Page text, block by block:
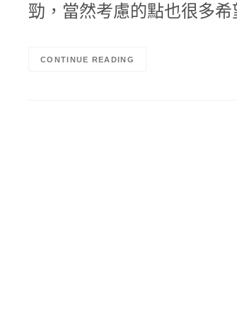
勁，當然考慮的點也很多
CONTINUE READING